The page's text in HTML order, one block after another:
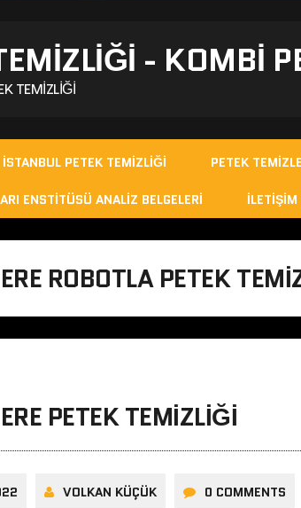
- KOMBI
TEMIZLIĞI
İSTANBUL PETEK TEMIZLIĞI PETEK
ENSTITÜSÜ ANALIZ BELGELERI İLETIŞIM
ROBOTLA PETEK
PETEK TEMIZLIĞI
VOLKAN KÜÇÜK 0 COMMENTS